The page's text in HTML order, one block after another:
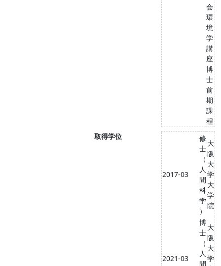
会
環
境
学
講
座
博
士
前
期
課
程
取得学位
2017-03
修
士
（
人
間
科
学
）
大
阪
大
学
大
学
院
2021-03
博
士
（
人
間
大
阪
大
学